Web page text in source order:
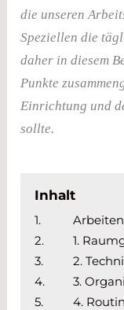
die unseren
Speziellen die
daher in diesem
Punkte
Einrichtung und
sollte.
Inhalt
1.
2.
1.
3.
2.
4.
3.
5.
4.